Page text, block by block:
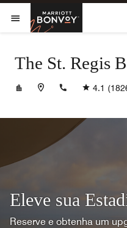
Skip to Content
Abrir menu
Marriott
The St. Regis
+13059933300
4.1
Eleve sua
Reserve e obtenha um